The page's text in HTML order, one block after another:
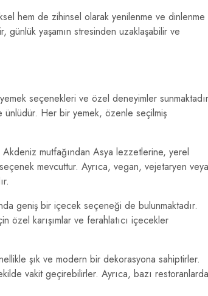
hem de zihinsel olarak yenilenme ve dinlenme
günlük yaşamın stresinden uzaklaşabilir ve
seçenekleri ve özel deneyimler
ünlüdür. Her bir yemek, özenle seçilmiş
mutfağından Asya lezzetlerine, yerel
mevcuttur. Ayrıca, vegan, vejetaryen veya
geniş bir içecek seçeneği de bulunmaktadır.
özel karışımlar ve ferahlatıcı içecekler
şık ve modern bir dekorasyona sahiptirler.
vakit geçirebilirler. Ayrıca, bazı restoranlarda